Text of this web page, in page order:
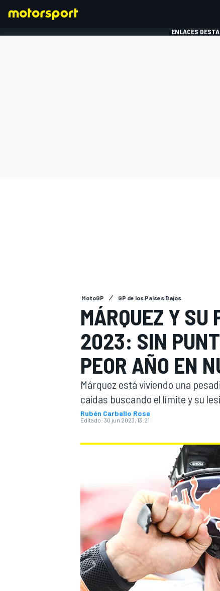
WEC FÓRMULA E
ENLACES
MotoGP GP de los Países Bajos
MÁRQUEZ Y SU
2023: SIN
PEOR AÑO EN
Márquez está viviendo una
caídas buscando el límite y su
Rubén Carballo Rosa
Editado: 30 jun 2023, 13:21